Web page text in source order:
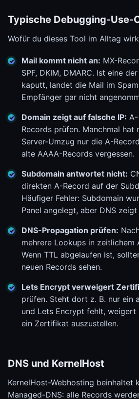
Typische Debugging-Use-
Wofür du dieses Tool im Alltag
Mail kommt nicht an: MX-
SPF, DKIM, DMARC. Ist eine
kaputt, landet die Mail im
Empfänger gar nicht
Domain zeigt auf falsche IP:
Records prüfen. Manchmal hat
Server-Umzug nur die A-
alte AAAA-Records vergessen.
Subdomain antwortet nicht:
direkten A-Record auf der
Häufiger Fehler: Subdomain
Panel angelegt, aber DNS
DNS-Propagation prüfen:
mehrere Lookups in zeitlichem
Wenn TTL abgelaufen ist,
neuen Records sehen.
Lets Encrypt verweigert
prüfen. Steht dort z. B. nur ein
und Lets Encrypt fehlt, weigert
ein Zertifikat auszustellen.
DNS und KernelHost
KernelHost-Webhosting beinhaltet
Managed-DNS: alle Records